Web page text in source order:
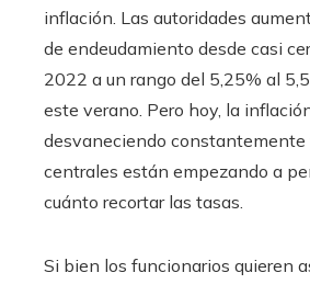
inflación. Las autoridades
de endeudamiento desde casi
2022 a un rango del 5,25% al
este verano. Pero hoy, la
desvaneciendo constantemente
centrales están empezando a
cuánto recortar las tasas.
Si bien los funcionarios quieren